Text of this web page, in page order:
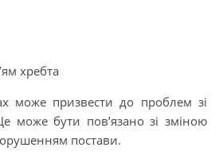
хребта
може призвести до проблем зі
може бути пов’язано зі зміною
постави.